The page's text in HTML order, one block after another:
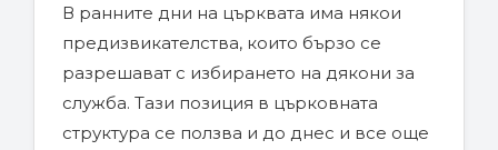
В ранните дни на църквата има някои
предизвикателства, които бързо се
разрешават с избирането на дякони за
служба. Тази позиция в църковната
структура се ползва и до днес и все още